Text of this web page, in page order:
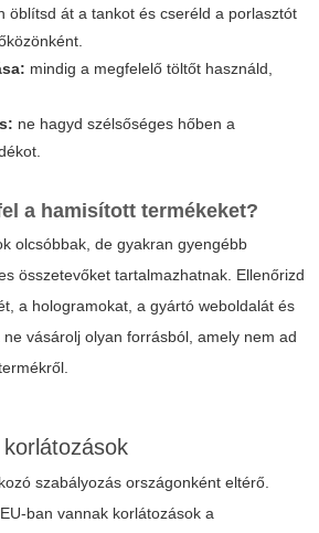
öblítsd át a tankot és cseréld a porlasztót
mindig a megfelelő töltőt használd,
ne hagyd szélsőséges hőben a
a hamisított termékeket?
olcsóbbak, de gyakran gyengébb
összetevőket tartalmazhatnak. Ellenőrizd
a hologramokat, a gyártó weboldalát és
vásárolj olyan forrásból, amely nem ad
szabályozás országonként eltérő.
ban vannak korlátozások a